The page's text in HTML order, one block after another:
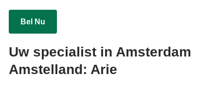
Bel Nu
Uw specialist in Amsterdam
Amstelland: Arie